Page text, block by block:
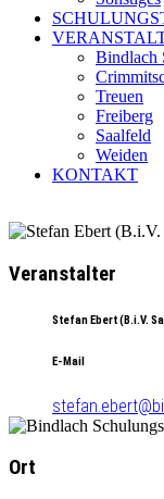
Bindlach
Treuen
Freiberg
Saalfeld
Weiden
KONTAKT
Veranstalter
Stefan Ebert (B.i.V.
E-Mail
Ort